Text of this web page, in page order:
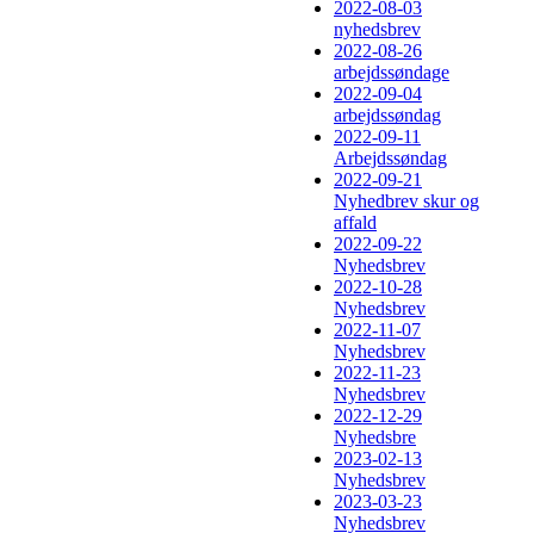
2022-08-03
nyhedsbrev
2022-08-26
arbejdssøndage
2022-09-04
arbejdssøndag
2022-09-11
Arbejdssøndag
2022-09-21
Nyhedbrev skur og
affald
2022-09-22
Nyhedsbrev
2022-10-28
Nyhedsbrev
2022-11-07
Nyhedsbrev
2022-11-23
Nyhedsbrev
2022-12-29
Nyhedsbre
2023-02-13
Nyhedsbrev
2023-03-23
Nyhedsbrev